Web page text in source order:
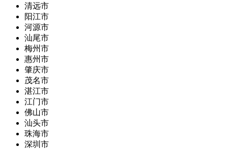
清远市
阳江市
河源市
汕尾市
梅州市
惠州市
肇庆市
茂名市
湛江市
江门市
佛山市
汕头市
珠海市
深圳市